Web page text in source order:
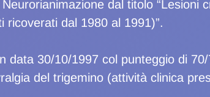
dal titolo “Lesioni
dal 1980 al 1991)”.
data 30/10/1997 col punteggio di
del trigemino (attività clinica